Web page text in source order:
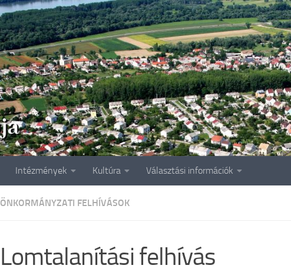
Intézmények Kultúra Választási információk
ÖNKORMÁNYZATI FELHÍVÁSOK
Lomtalanítási felhívás